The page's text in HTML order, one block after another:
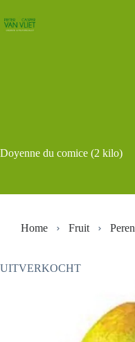
naar
de
Doyenne du comice (2 kilo)
Home Fruit Peren
UITVERKOCHT